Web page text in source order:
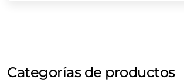
Categorías de productos